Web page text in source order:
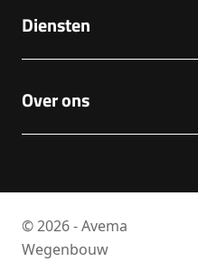
Diensten
Over ons
© 2026 - Avema
Wegenbouw